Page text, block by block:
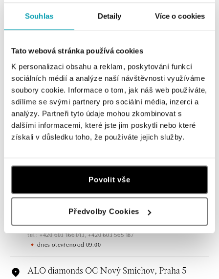
Souhlas Detaily Více o cookies
Tato webová stránka používá cookies
K personalizaci obsahu a reklam, poskytování funkcí
sociálních médií a analýze naší návštěvnosti využíváme
soubory cookie. Informace o tom, jak náš web používáte,
sdílíme se svými partnery pro sociální média, inzerci a
analýzy. Partneři tyto údaje mohou zkombinovat s
dalšími informacemi, které jste jim poskytli nebo které
získali v důsledku toho, že používáte jejich služby.
Povolit vše
Předvolby Cookies
ALO BUTIKY
Navštivte naše butiky
ALO diamonds OC Forum Nová Karolina,
Jantarová 3344/4, 702 00 Ostrava-Moravská Ostrava
tel.: +420 603 166 013, +420 603 565 187
dnes otevřeno od 09:00
ALO diamonds OC Nový Smíchov, Praha 5